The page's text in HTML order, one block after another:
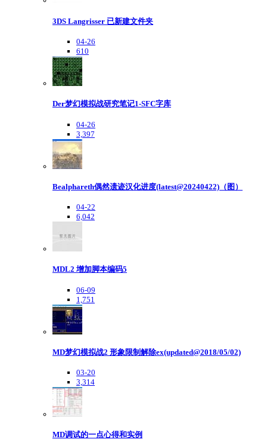
3DS Langrisser 已新建文件夹
04-26
610
Der梦幻模拟战研究笔记1-SFC字库
04-26
3,397
Bealphareth偶然遗迹汉化进度(latest@20240422)（图）
04-22
6,042
MDL2 增加脚本编码5
06-09
1,751
MD梦幻模拟战2 形象限制解除ex(updated@2018/05/02)
03-20
3,314
MD调试的一点心得和实例